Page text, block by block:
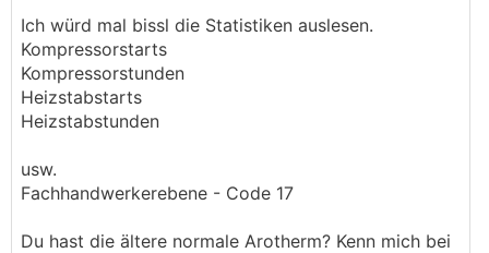
Ich würd mal bissl die Statistiken auslesen.
Kompressorstarts
Kompressorstunden
Heizstabstarts
Heizstabstunden
usw.
Fachhandwerkerebene - Code 17
Du hast die ältere normale Arotherm? Kenn mich bei